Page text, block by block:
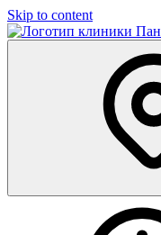
Skip to content